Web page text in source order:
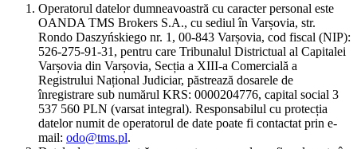
Operatorul datelor dumneavoastră cu caracter personal este
OANDA TMS Brokers S.A., cu sediul în Varșovia, str.
Rondo Daszyńskiego nr. 1, 00-843 Varșovia, cod fiscal (NIP):
526-275-91-31, pentru care Tribunalul Districtual al Capitalei
Varșovia din Varșovia, Secția a XIII-a Comercială a
Registrului Național Judiciar, păstrează dosarele de
înregistrare sub numărul KRS: 0000204776, capital social 3
537 560 PLN (varsat integral). Responsabilul cu protecția
datelor numit de operatorul de date poate fi contactat prin e-
mail: odo@tms.pl.